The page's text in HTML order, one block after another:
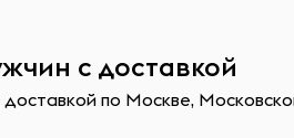
с доставкой
по Москве,